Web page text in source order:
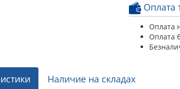
Оплата
Оплата
Оплата
Наличие на складах